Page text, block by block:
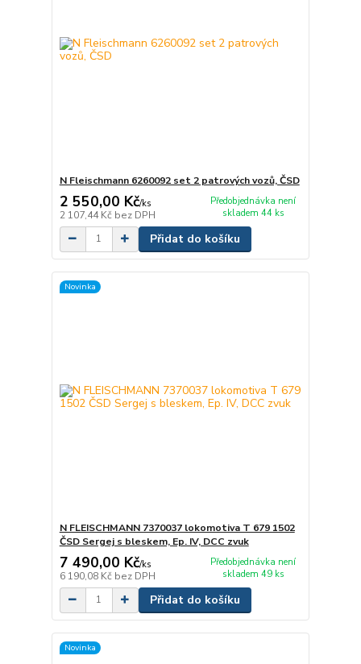
N Fleischmann 6260092 set 2 patrových vozů, ČSD
2 550,00 Kč/ks
2 107,44 Kč bez DPH
Předobjednávka není
skladem 44 ks
Přidat do košíku
Novinka
N FLEISCHMANN 7370037 lokomotiva T 679 1502
ČSD Sergej s bleskem, Ep. IV, DCC zvuk
7 490,00 Kč/ks
6 190,08 Kč bez DPH
Předobjednávka není
skladem 49 ks
Přidat do košíku
Novinka